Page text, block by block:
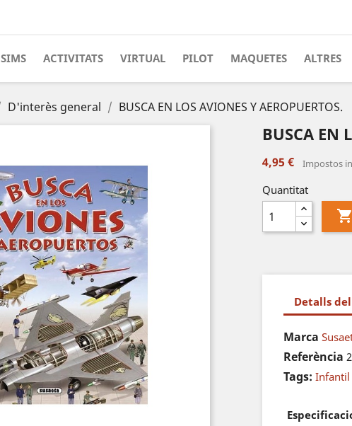
SIMS ACTIVITATS VIRTUAL PILOT MAQUETES ALTRES
D'interès general BUSCA EN LOS AVIONES Y AEROPUERTOS.
BUSCA EN
4,95 € Impostos
Quantitat

Detalls
Marca
Referència
Tags: Infantil